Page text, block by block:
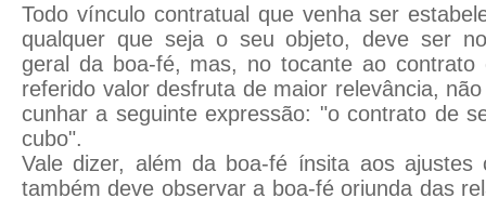
Todo vínculo contratual que venha ser
qualquer que seja o seu objeto, deve ser
geral da boa-fé, mas, no tocante ao
referido valor desfruta de maior relevância,
cunhar a seguinte expressão: "o contrato de
cubo".
Vale dizer, além da boa-fé ínsita aos ajustes
também deve observar a boa-fé oriunda das